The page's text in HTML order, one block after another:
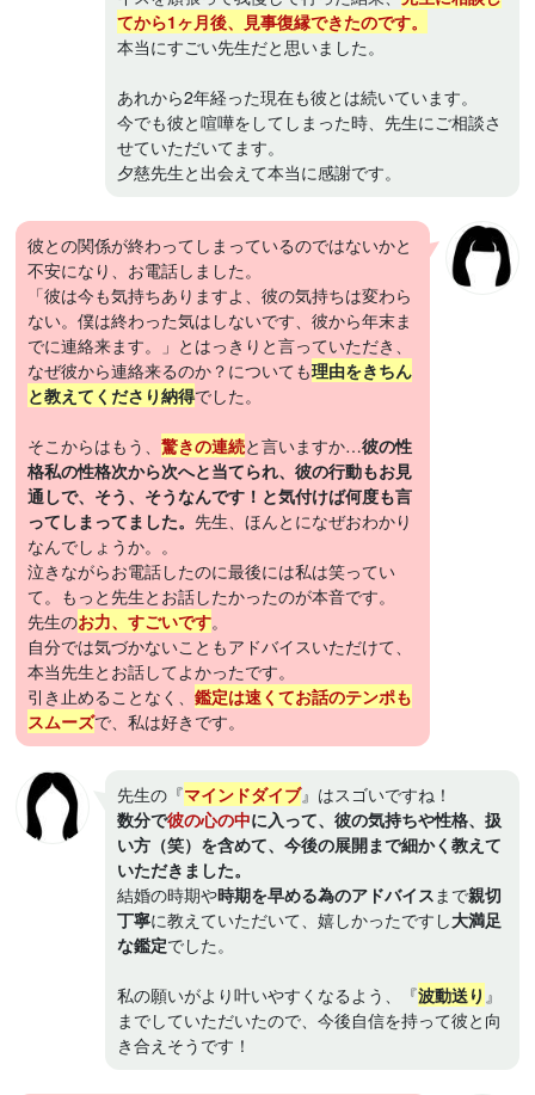
てから1ヶ月後、見事復縁できたのです。
本当にすごい先生だと思いました。
あれから2年経った現在も彼とは続いています。
今でも彼と喧嘩をしてしまった時、先生にご相談さ
せていただいてます。
夕慈先生と出会えて本当に感謝です。
彼との関係が終わってしまっているのではないかと
不安になり、お電話しました。
「彼は今も気持ちありますよ、彼の気持ちは変わら
ない。僕は終わった気はしないです、彼から年末ま
でに連絡来ます。」とはっきりと言っていただき、
なぜ彼から連絡来るのか？についても理由をきちん
と教えてくださり納得でした。
そこからはもう、驚きの連続と言いますか…彼の性
格私の性格次から次へと当てられ、彼の行動もお見
通しで、そう、そうなんです！と気付けば何度も言
ってしまってました。先生、ほんとになぜおわかり
なんでしょうか。。
泣きながらお電話したのに最後には私は笑ってい
て。もっと先生とお話したかったのが本音です。
先生のお力、すごいです。
自分では気づかないこともアドバイスいただけて、
本当先生とお話してよかったです。
引き止めることなく、鑑定は速くてお話のテンポも
スムーズで、私は好きです。
先生の『マインドダイブ』はスゴいですね！
数分で彼の心の中に入って、彼の気持ちや性格、扱
い方（笑）を含めて、今後の展開まで細かく教えて
いただきました。
結婚の時期や時期を早める為のアドバイスまで親切
丁寧に教えていただいて、嬉しかったですし大満足
な鑑定でした。
私の願いがより叶いやすくなるよう、『波動送り 』
までしていただいたので、今後自信を持って彼と向
き合えそうです！